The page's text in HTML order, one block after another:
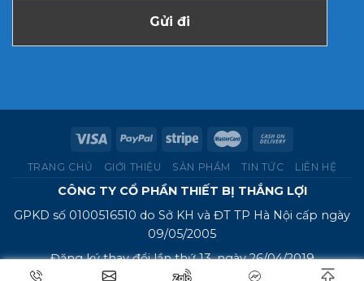
Gửi đi
TRANG CHỦ GIỚI THIỆU SẢN PHẨM TIN TỨC LIÊN HỆ
CÔNG TY CỔ PHẦN THIẾT BỊ THẮNG LỢI
GPKD số 0100516510 do Sở KH và ĐT TP Hà Nội cấp ngày
09/05/2005
Đăng ký thay đổi lần thứ 13, ngày 26/04/2019